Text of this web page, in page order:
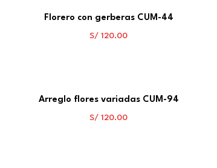
Florero con gerberas CUM-44
S/ 120.00
Arreglo flores variadas CUM-94
S/ 120.00